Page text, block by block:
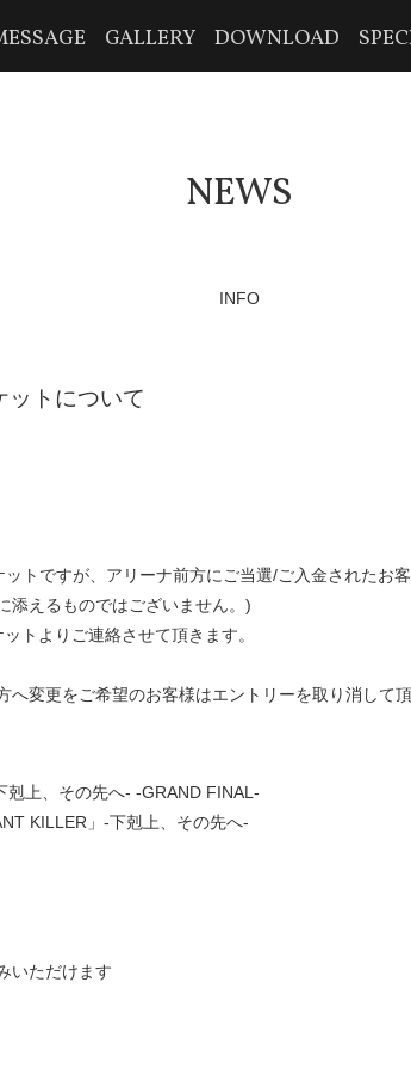
GALLERY DOWNLOAD
NEWS
INFO
ットについて
トですが、アリーナ前方にご当選/ご入金されたお
えるものではございません。)
トよりご連絡させて頂きます。
変更をご希望のお客様はエントリーを取り消して
上、その先へ- -GRAND FINAL-
KILLER」-下剋上、その先へ-
いただけます